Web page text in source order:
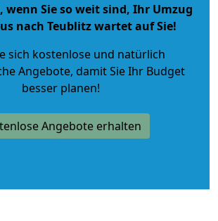
wenn Sie so weit sind, Ihr Umzug
nach Teublitz wartet auf Sie!
sich kostenlose und natürlich
Angebote, damit Sie Ihr Budget
besser planen!
Angebote erhalten